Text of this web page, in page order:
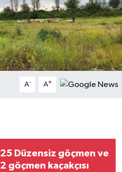
A- A+
25 Düzensiz göçmen ve
2 göçmen kaçakçısı